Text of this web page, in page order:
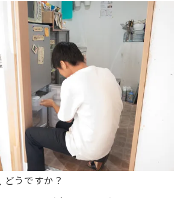
どうですか？